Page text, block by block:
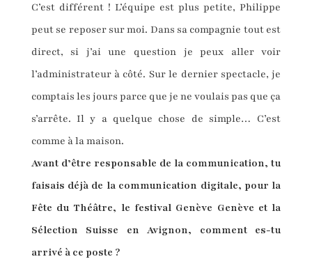
C’est différent ! L’équipe est plus petite, Philippe
peut se reposer sur moi. Dans sa compagnie tout est
direct, si j’ai une question je peux aller voir
l’administrateur à côté. Sur le dernier spectacle, je
comptais les jours parce que je ne voulais pas que ça
s’arrête. Il y a quelque chose de simple… C’est
comme à la maison.
Avant d’être responsable de la communication, tu
faisais déjà de la communication digitale, pour la
Fête du Théâtre, le festival Genève Genève et la
Sélection Suisse en Avignon, comment es-tu
arrivé à ce poste ?